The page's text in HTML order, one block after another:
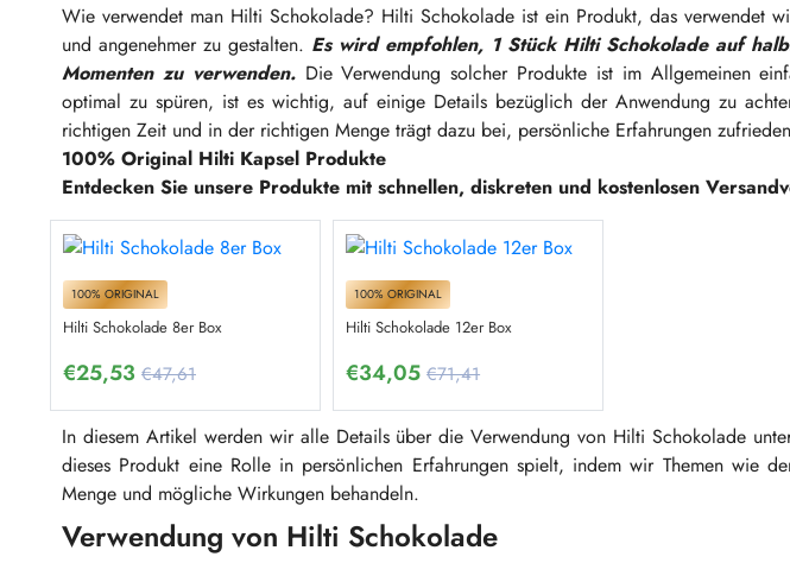
Wie verwendet man Hilti Schokolade? Hilti Schokolade ist ein Produkt, das verwendet
und angenehmer zu gestalten. Es wird empfohlen, 1 Stück Hilti Schokolade auf
Momenten zu verwenden.Die Verwendung solcher Produkte ist im Allgemeinen
optimal zu spüren, ist es wichtig, auf einige Details bezüglich der Anwendung zu
richtigen Zeit und in der richtigen Menge trägt dazu bei, persönliche Erfahrungen
100% Original Hilti Kapsel Produkte
Entdecken Sie unsere Produkte mit schnellen, diskreten und kostenlosen
100% ORIGINAL
Hilti Schokolade 8er Box
€25,53 €47,61
100% ORIGINAL
Hilti Schokolade 12er Box
€34,05 €71,41
In diesem Artikel werden wir alle Details über die Verwendung von Hilti Schokolade
dieses Produkt eine Rolle in persönlichen Erfahrungen spielt, indem wir Themen wie
Menge und mögliche Wirkungen behandeln.
Verwendung von Hilti Schokolade